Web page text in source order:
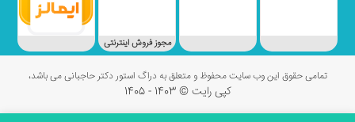
مجوز فروش اینترنتی
تمامی حقوق این وب سایت محفوظ و متعلق به دراگ استور دکتر حاجبانی می باشد،
کپی رایت © 1403 - 1405